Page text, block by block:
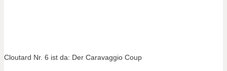
Cloutard Nr. 6 ist da: Der Caravaggio Coup